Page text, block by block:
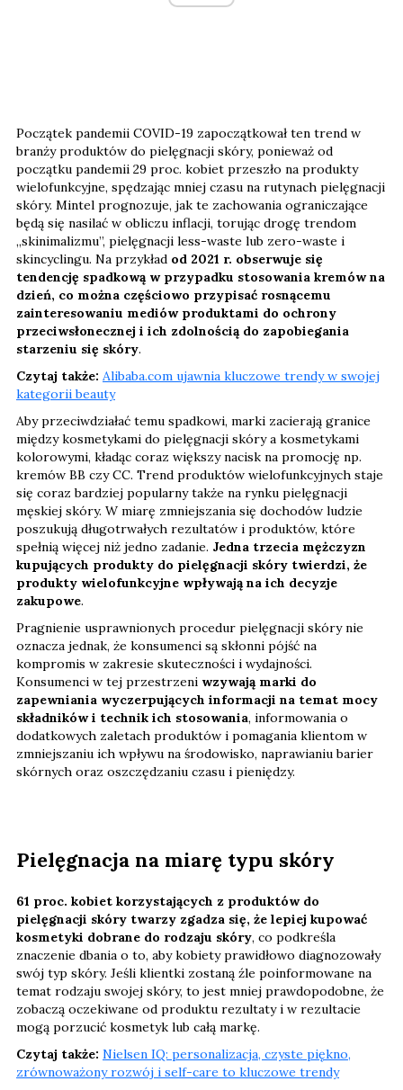
Początek pandemii COVID-19 zapoczątkował ten trend w
branży produktów do pielęgnacji skóry, ponieważ od
początku pandemii 29 proc. kobiet przeszło na produkty
wielofunkcyjne, spędzając mniej czasu na rutynach pielęgnacji
skóry. Mintel prognozuje, jak te zachowania ograniczające
będą się nasilać w obliczu inflacji, torując drogę trendom
„skinimalizmu”, pielęgnacji less-waste lub zero-waste i
skincyclingu. Na przykład od 2021 r. obserwuje się
tendencję spadkową w przypadku stosowania kremów na
dzień, co można częściowo przypisać rosnącemu
zainteresowaniu mediów produktami do ochrony
przeciwsłonecznej i ich zdolnością do zapobiegania
starzeniu się skóry.
Czytaj także: Alibaba.com ujawnia kluczowe trendy w swojej
kategorii beauty
Aby przeciwdziałać temu spadkowi, marki zacierają granice
między kosmetykami do pielęgnacji skóry a kosmetykami
kolorowymi, kładąc coraz większy nacisk na promocję np.
kremów BB czy CC. Trend produktów wielofunkcyjnych staje
się coraz bardziej popularny także na rynku pielęgnacji
męskiej skóry. W miarę zmniejszania się dochodów ludzie
poszukują długotrwałych rezultatów i produktów, które
spełnią więcej niż jedno zadanie. Jedna trzecia mężczyzn
kupujących produkty do pielęgnacji skóry twierdzi, że
produkty wielofunkcyjne wpływają na ich decyzje
zakupowe.
Pragnienie usprawnionych procedur pielęgnacji skóry nie
oznacza jednak, że konsumenci są skłonni pójść na
kompromis w zakresie skuteczności i wydajności.
Konsumenci w tej przestrzeni wzywają marki do
zapewniania wyczerpujących informacji na temat mocy
składników i technik ich stosowania, informowania o
dodatkowych zaletach produktów i pomagania klientom w
zmniejszaniu ich wpływu na środowisko, naprawianiu barier
skórnych oraz oszczędzaniu czasu i pieniędzy.
Pielęgnacja na miarę typu skóry
61 proc. kobiet korzystających z produktów do
pielęgnacji skóry twarzy zgadza się, że lepiej kupować
kosmetyki dobrane do rodzaju skóry, co podkreśla
znaczenie dbania o to, aby kobiety prawidłowo diagnozowały
swój typ skóry. Jeśli klientki zostaną źle poinformowane na
temat rodzaju swojej skóry, to jest mniej prawdopodobne, że
zobaczą oczekiwane od produktu rezultaty i w rezultacie
mogą porzucić kosmetyk lub całą markę.
Czytaj także: Nielsen IQ: personalizacja, czyste piękno,
zrównoważony rozwój i self-care to kluczowe trendy